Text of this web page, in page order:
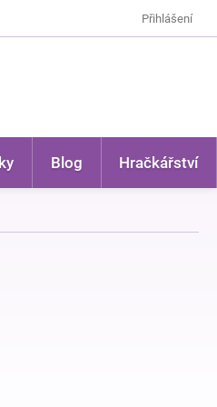
Přihlášení
Blog Hračkářství